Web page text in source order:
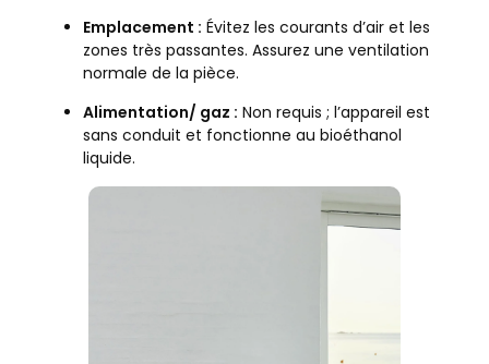
Emplacement : Évitez les courants d’air et les
zones très passantes. Assurez une ventilation
normale de la pièce.
Alimentation/ gaz : Non requis ; l’appareil est
sans conduit et fonctionne au bioéthanol
liquide.